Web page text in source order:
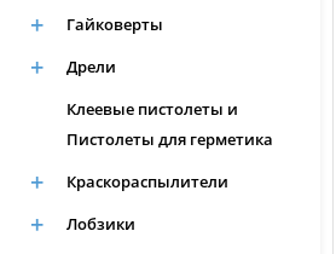
Гайковерты
Дрели
Клеевые пистолеты и
Пистолеты для герметика
Краскораспылители
Лобзики